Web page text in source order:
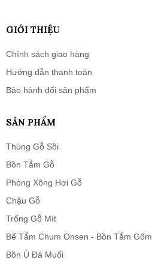
GIỚI THIỆU
Chính sách giao hàng
Hướng dẫn thanh toán
Bảo hành đổi sản phẩm
SẢN PHẨM
Thùng Gỗ Sồi
Bồn Tắm Gỗ
Phòng Xông Hơi Gỗ
Chậu Gỗ
Trống Gỗ Mít
Bể Tắm Chum Onsen - Bồn Tắm Gốm
Bồn Ủ Đá Muối